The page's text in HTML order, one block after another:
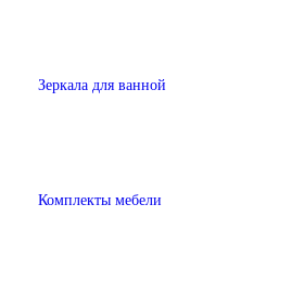
Зеркала для ванной
Комплекты мебели